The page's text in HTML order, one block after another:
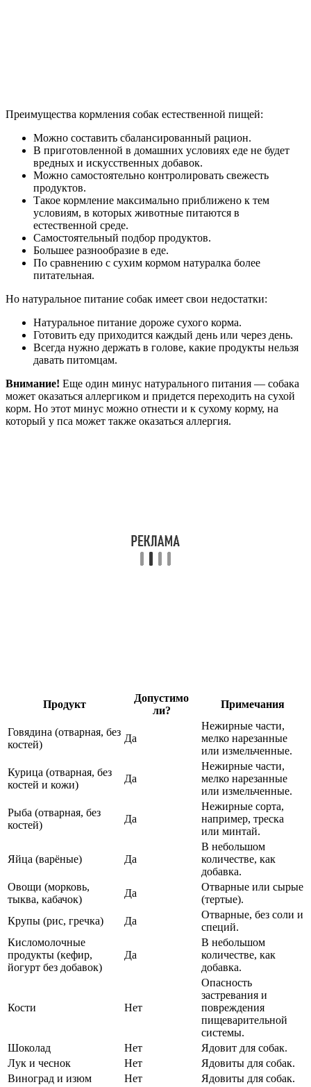
Преимущества кормления собак естественной пищей:
Можно составить сбалансированный рацион.
В приготовленной в домашних условиях еде не будет
вредных и искусственных добавок.
Можно самостоятельно контролировать свежесть
продуктов.
Такое кормление максимально приближено к тем
условиям, в которых животные питаются в
естественной среде.
Самостоятельный подбор продуктов.
Большее разнообразие в еде.
По сравнению с сухим кормом натуралка более
питательная.
Но натуральное питание собак имеет свои недостатки:
Натуральное питание дороже сухого корма.
Готовить еду приходится каждый день или через день.
Всегда нужно держать в голове, какие продукты нельзя
давать питомцам.
Внимание! Еще один минус натурального питания — собака
может оказаться аллергиком и придется переходить на сухой
корм. Но этот минус можно отнести и к сухому корму, на
который у пса может также оказаться аллергия.
Продукт
Допустимо
ли?
Примечания
Говядина (отварная, без
костей)
Да
Нежирные части,
мелко нарезанные
или измельченные.
Курица (отварная, без
костей и кожи)
Да
Нежирные части,
мелко нарезанные
или измельченные.
Рыба (отварная, без
костей)
Да
Нежирные сорта,
например, треска
или минтай.
Яйца (варёные) Да
В небольшом
количестве, как
добавка.
Овощи (морковь,
тыква, кабачок)
Да
Отварные или сырые
(тертые).
Крупы (рис, гречка)
Да
Отварные, без соли и
специй.
Кисломолочные
продукты (кефир,
йогурт без добавок)
Да
В небольшом
количестве, как
добавка.
Кости Нет
Опасность
застревания и
повреждения
пищеварительной
системы.
Шоколад
Нет
Ядовит для собак.
Лук и чеснок
Нет
Ядовиты для собак.
Виноград и изюм
Нет Ядовиты для собак.